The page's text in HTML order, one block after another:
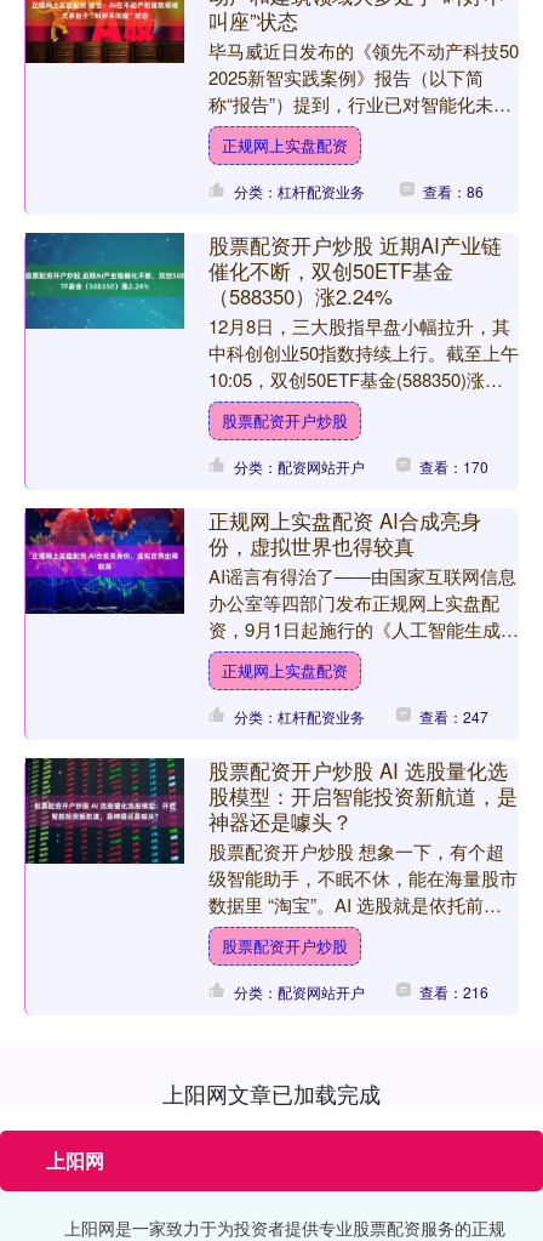
叫座”状态
毕马威近日发布的《领先不动产科技50
2025新智实践案例》报告（以下简
称“报告”）提到，行业已对智能化未来
形成共识。不过正规网上实盘配资，由
于技术突破的速度远....
正规网上实盘配资
分类：杠杆配资业务 查看：86
股票配资开户炒股 近期AI产业链
催化不断，双创50ETF基金
（588350）涨2.24%
12月8日，三大股指早盘小幅拉升，其
中科创创业50指数持续上行。截至上午
10:05，双创50ETF基金(588350)涨
2.24%。相关成分股中，新易盛涨
6.4....
股票配资开户炒股
分类：配资网站开户 查看：170
正规网上实盘配资 AI合成亮身
份，虚拟世界也得较真
AI谣言有得治了——由国家互联网信息
办公室等四部门发布正规网上实盘配
资，9月1日起施行的《人工智能生成合
成内容标识办法》要求，所有AI生成的
文字、图片、视频等内....
正规网上实盘配资
分类：杠杆配资业务 查看：247
股票配资开户炒股 AI 选股量化选
股模型：开启智能投资新航道，是
神器还是噱头？
股票配资开户炒股 想象一下，有个超
级智能助手，不眠不休，能在海量股市
数据里 “淘宝”。AI 选股就是依托前沿
人工智能技术，机器学习、深度学习算
法齐上阵。它把历年....
股票配资开户炒股
分类：配资网站开户 查看：216
上阳网文章已加载完成
上阳网
上阳网是一家致力于为投资者提供专业股票配资服务的正规